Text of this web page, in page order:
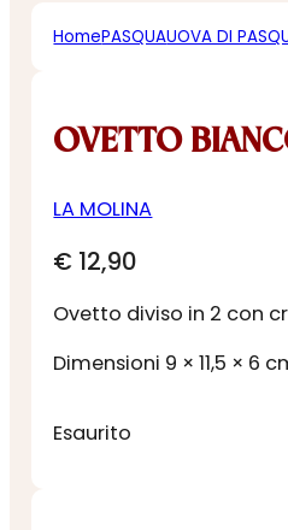
HomePASQUAUOVA DI
OVETTO
LA MOLINA
€ 12,90
Ovetto diviso in 2 con
Dimensioni 9 × 11,5 × 6
Esaurito